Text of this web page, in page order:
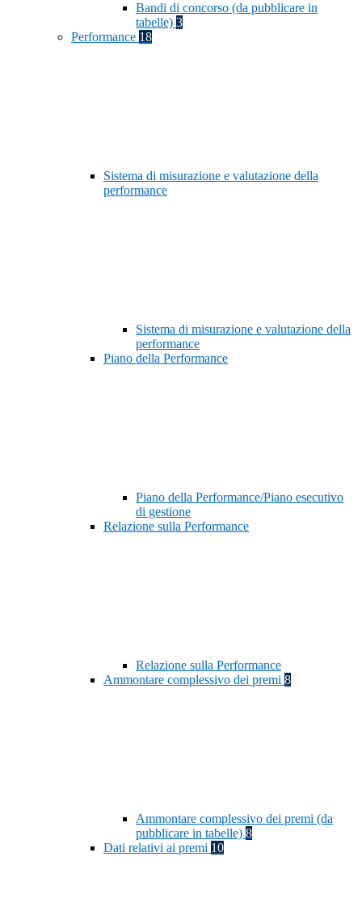
Bandi di concorso (da pubblicare in
tabelle) 3
Performance 18
Sistema di misurazione e valutazione della
performance
Sistema di misurazione e valutazione della
performance
Piano della Performance
Piano della Performance/Piano esecutivo
di gestione
Relazione sulla Performance
Relazione sulla Performance
Ammontare complessivo dei premi 8
Ammontare complessivo dei premi (da
pubblicare in tabelle) 8
Dati relativi ai premi 10